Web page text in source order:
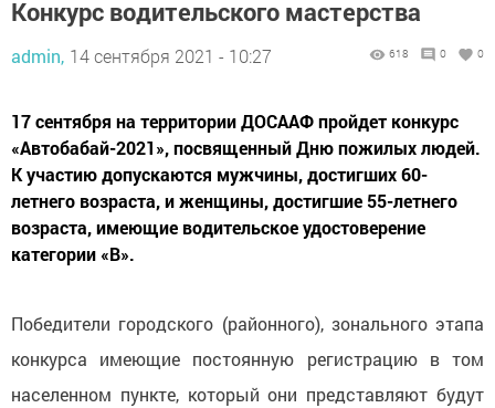
Конкурс водительского мастерства
admin, 14 сентября 2021 - 10:27 618 0 0
17 сентября на территории ДОСААФ пройдет конкурс
«Автобабай-2021», посвященный Дню пожилых людей.
К участию допускаются мужчины, достигших 60-
летнего возраста, и женщины, достигшие 55-летнего
возраста, имеющие водительское удостоверение
категории «В».
Победители городского (районного), зонального этапа
конкурса имеющие постоянную регистрацию в том
населенном пункте, который они представляют будут